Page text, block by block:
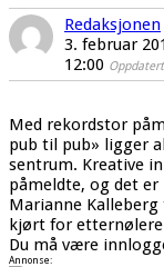
Redaksjonen
3. februar
12:00
Med rekordstor
pub til pub» ligger
sentrum. Kreative
påmeldte, og det
Marianne
kjørt for
Du må være
Annonse: